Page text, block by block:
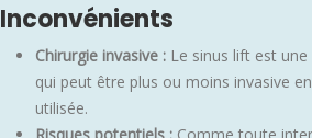
Inconvénients
Chirurgie invasive : Le sinus lift est
qui peut être plus ou moins invasive
utilisée.
Risques potentiels : Comme toute